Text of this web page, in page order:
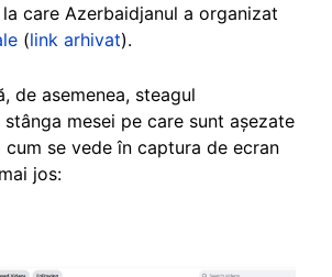
care Azerbaidjanul a organizat
(link arhivat).
de asemenea, steagul
mesei pe care sunt așezate
cum se vede în captura de ecran
jos: